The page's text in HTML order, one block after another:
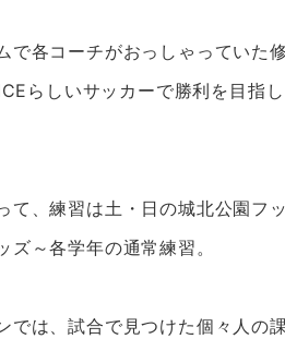
で各コーチがおっしゃっていた修
らしいサッカーで勝利を目指し
て、練習は土・日の城北公園フ
ズ～各学年の通常練習。
では、試合で見つけた個々人の